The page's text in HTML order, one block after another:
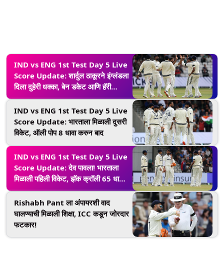
IND vs ENG 1st Test Day 5 Live
Score Update: शार्दुल ठाकूरने इंग्लंडला
दिला दुहेरी धक्का, बेन डकेट आणि हॅरी
ब्रूकला पॅव्हेलियनमध्ये पाठवले
IND vs ENG 1st Test Day 5 Live
Score Update: भारताला मिळाली दुसरी
विकेट, ऑली पोप 8 धावा करुन बाद
IND vs ENG 1st Test Day 5 Live
Score Update: देव पावला! भारताला
मिळाली पहिली विकेट, झॅक क्रॉली 65 धावा
करुन बाद
Rishabh Pant ला अंपायरशी वाद
घालण्याची मिळाली शिक्षा, ICC कडून जोरदार
फटकार!